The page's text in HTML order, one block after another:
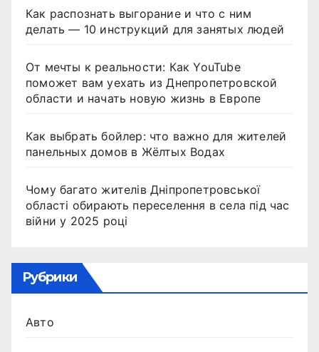
Как распознать выгорание и что с ним
делать — 10 инструкций для занятых людей
От мечты к реальности: Как YouTube
поможет вам уехать из Днепропетровской
области и начать новую жизнь в Европе
Как выбрать бойлер: что важно для жителей
панельных домов в Жёлтых Водах
Чому багато жителів Дніпропетровської
області обирають переселення в села під час
війни у 2025 році
Рубрики
Авто